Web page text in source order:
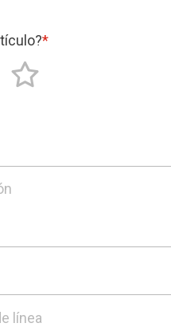
*
línea